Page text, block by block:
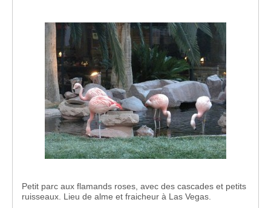
Petit parc aux flamands roses, avec des cascades et petits
ruisseaux. Lieu de alme et fraicheur à Las Vegas.